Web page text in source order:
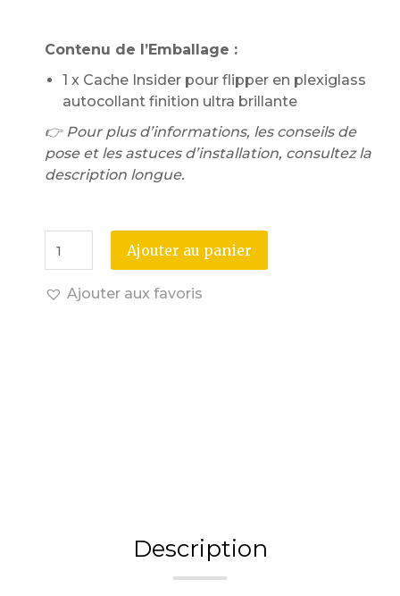
Contenu de l’Emballage :
1 x Cache Insider pour flipper en plexiglass
autocollant finition ultra brillante
👉 Pour plus d’informations, les conseils de
pose et les astuces d’installation, consultez la
description longue.
Ajouter au panier
Ajouter aux favoris
Description